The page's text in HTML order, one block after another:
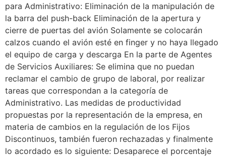
para Administrativo: Eliminación de la manipulación de
la barra del push-back Eliminación de la apertura y
cierre de puertas del avión Solamente se colocarán
calzos cuando el avión esté en finger y no haya llegado
el equipo de carga y descarga En la parte de Agentes
de Servicios Auxiliares: Se elimina que no puedan
reclamar el cambio de grupo de laboral, por realizar
tareas que correspondan a la categoría de
Administrativo. Las medidas de productividad
propuestas por la representación de la empresa, en
materia de cambios en la regulación de los Fijos
Discontinuos, también fueron rechazadas y finalmente
lo acordado es lo siguiente: Desaparece el porcentaje